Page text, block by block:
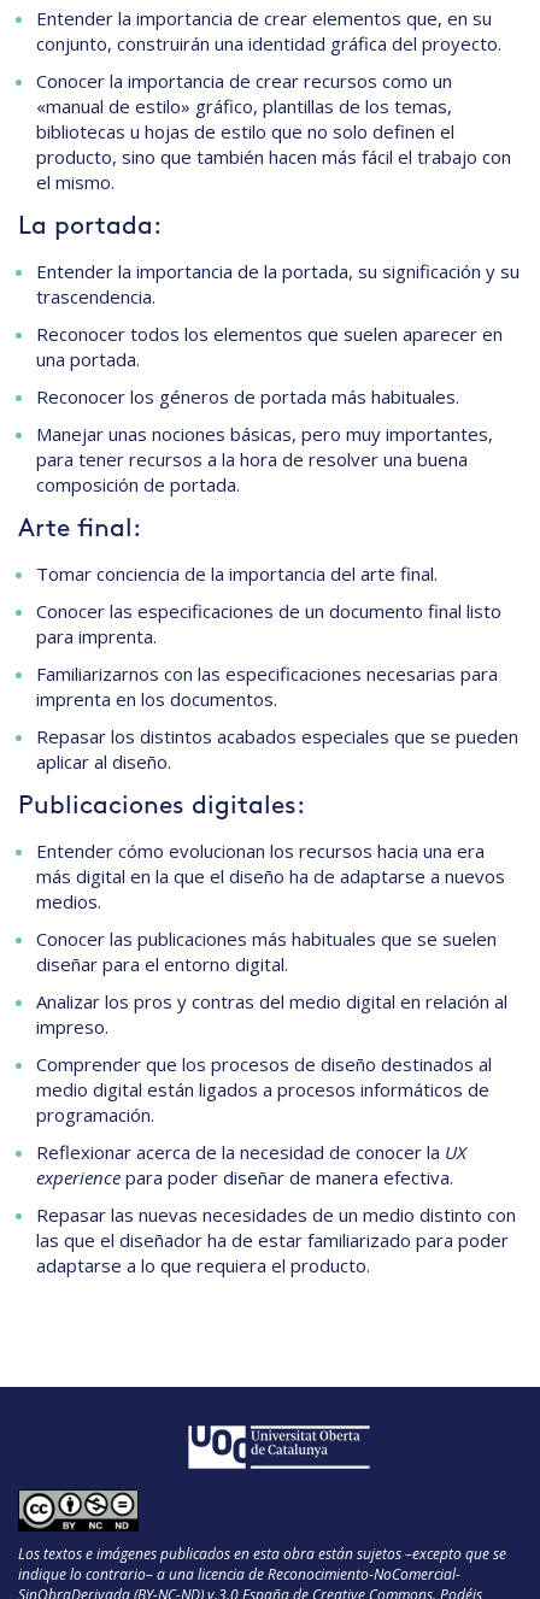
Entender la importancia de crear elementos que, en su
conjunto, construirán una identidad gráfica del proyecto.
Conocer la importancia de crear recursos como un
«manual de estilo» gráfico, plantillas de los temas,
bibliotecas u hojas de estilo que no solo definen el
producto, sino que también hacen más fácil el trabajo con
el mismo.
La portada:
Entender la importancia de la portada, su significación y su
trascendencia.
Reconocer todos los elementos que suelen aparecer en
una portada.
Reconocer los géneros de portada más habituales.
Manejar unas nociones básicas, pero muy importantes,
para tener recursos a la hora de resolver una buena
composición de portada.
Arte final:
Tomar conciencia de la importancia del arte final.
Conocer las especificaciones de un documento final listo
para imprenta.
Familiarizarnos con las especificaciones necesarias para
imprenta en los documentos.
Repasar los distintos acabados especiales que se pueden
aplicar al diseño.
Publicaciones digitales:
Entender cómo evolucionan los recursos hacia una era
más digital en la que el diseño ha de adaptarse a nuevos
medios.
Conocer las publicaciones más habituales que se suelen
diseñar para el entorno digital.
Analizar los pros y contras del medio digital en relación al
impreso.
Comprender que los procesos de diseño destinados al
medio digital están ligados a procesos informáticos de
programación.
Reflexionar acerca de la necesidad de conocer la UX
experience para poder diseñar de manera efectiva.
Repasar las nuevas necesidades de un medio distinto con
las que el diseñador ha de estar familiarizado para poder
adaptarse a lo que requiera el producto.
Los textos e imágenes publicados en esta obra están sujetos –excepto que se
indique lo contrario– a una licencia de Reconocimiento-NoComercial-